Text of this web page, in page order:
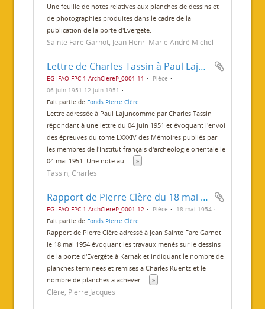
Une feuille de notes relatives aux planches de dessins et
de photographies produites dans le cadre de la
publication de la porte d'Évergète.
Sainte Fare Garnot, Jean Henri Marie André Michel
Lettre de Charles Tassin à Paul Lajuncomme
EG-IFAO-FPC-1-ArchClereP_0001-11
Pièce
06 juin 1951-12 juin 1951
Fait partie de Fonds Pierre Clère
Lettre adressée à Paul Lajuncomme par Charles Tassin
répondant à une lettre du 04 juin 1951 et évoquant l'envoi
des épreuves du tome LXXXIV des Mémoires publiés par
les membres de l'Institut français d'archéologie orientale le
04 mai 1951. Une note au ... »
Tassin, Charles
Rapport de Pierre Clère du 18 mai 1954
EG-IFAO-FPC-1-ArchClereP_0001-12 Pièce
18 mai 1954
Fait partie de Fonds Pierre Clère
Rapport de Pierre Clère adressé à Jean Sainte Fare Garnot
le 18 mai 1954 évoquant les travaux menés sur le dessins
de la porte d'Évergète à Karnak et indiquant le nombre de
planches terminées et remises à Charles Kuentz et le
nombre de planches à achever.... »
Clère, Pierre Jacques